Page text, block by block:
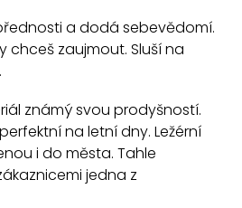
a dodá sebevědomí.
chceš zaujmout. Sluší na
známý svou prodyšností.
na letní dny. Ležérní
i do města. Tahle
jedna z